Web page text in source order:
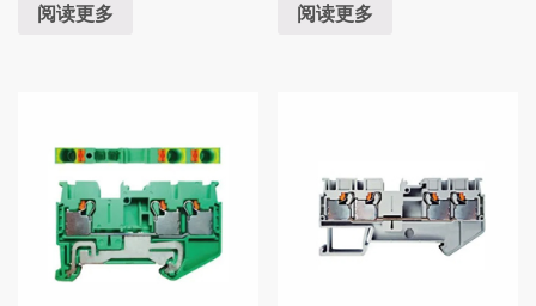
阅读更多 阅读更多